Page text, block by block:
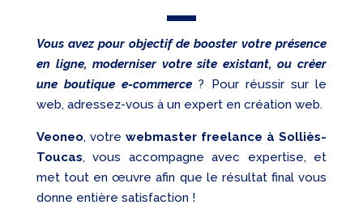
Vous avez pour objectif de booster votre présence
en ligne, moderniser votre site existant, ou créer
une boutique e-commerce ? Pour réussir sur le
web, adressez-vous à un expert en création web.
Veoneo, votre webmaster freelance à Solliès-
Toucas, vous accompagne avec expertise, et
met tout en œuvre afin que le résultat final vous
donne entière satisfaction !